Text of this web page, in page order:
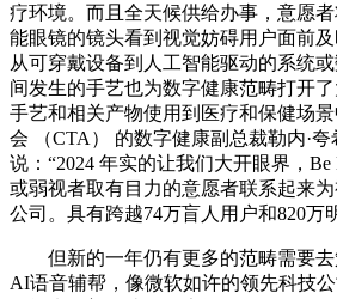
疗环境。而且全天候供给办事，意愿
能眼镜的镜头看到视觉妨碍用户面前及
从可穿戴设备到人工智能驱动的系统
间发生的手艺也为数字健康范畴打开
手艺和相关产物使用到医疗和保健场
会 （CTA） 的数字健康副总裁勒内·夸
说：“2024 年实的让我们大开眼界，Be
或弱视者取有目力的意愿者联系起来
公司。具有跨越74万盲人用户和820万
但新的一年仍有更多的范畴需要去
AI语音辅帮，像微软如许的领先科技